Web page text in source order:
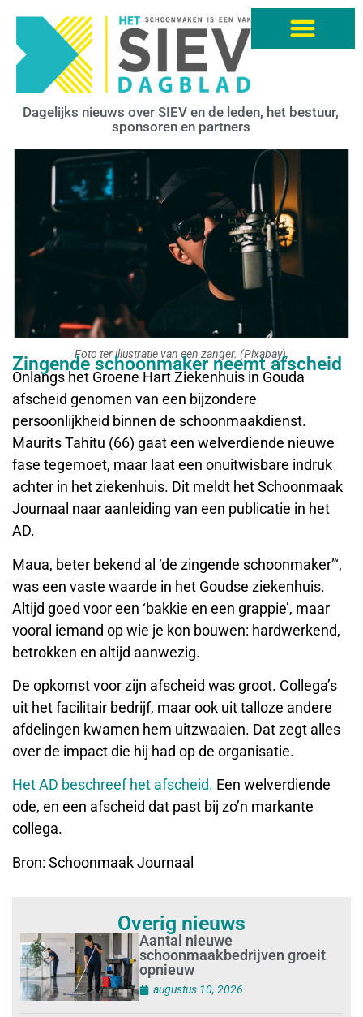
Dagelijks nieuws over SIEV en de leden, het bestuur,
sponsoren en partners
Foto ter illustratie van een zanger. (Pixabay),
Zingende schoonmaker neemt afscheid
Onlangs het Groene Hart Ziekenhuis in Gouda
afscheid genomen van een bijzondere
persoonlijkheid binnen de schoonmaakdienst.
Maurits Tahitu (66) gaat een welverdiende nieuwe
fase tegemoet, maar laat een onuitwisbare indruk
achter in het ziekenhuis. Dit meldt het Schoonmaak
Journaal naar aanleiding van een publicatie in het
AD.
Maua, beter bekend al ‘de zingende schoonmaker”‘,
was een vaste waarde in het Goudse ziekenhuis.
Altijd goed voor een ‘bakkie en een grappie’, maar
vooral iemand op wie je kon bouwen: hardwerkend,
betrokken en altijd aanwezig.
De opkomst voor zijn afscheid was groot. Collega’s
uit het facilitair bedrijf, maar ook uit talloze andere
afdelingen kwamen hem uitzwaaien. Dat zegt alles
over de impact die hij had op de organisatie.
Het AD beschreef het afscheid. Een welverdiende
ode, en een afscheid dat past bij zo’n markante
collega.
Bron: Schoonmaak Journaal
Overig nieuws
Aantal nieuwe
schoonmaakbedrijven groeit
opnieuw
augustus 10, 2026